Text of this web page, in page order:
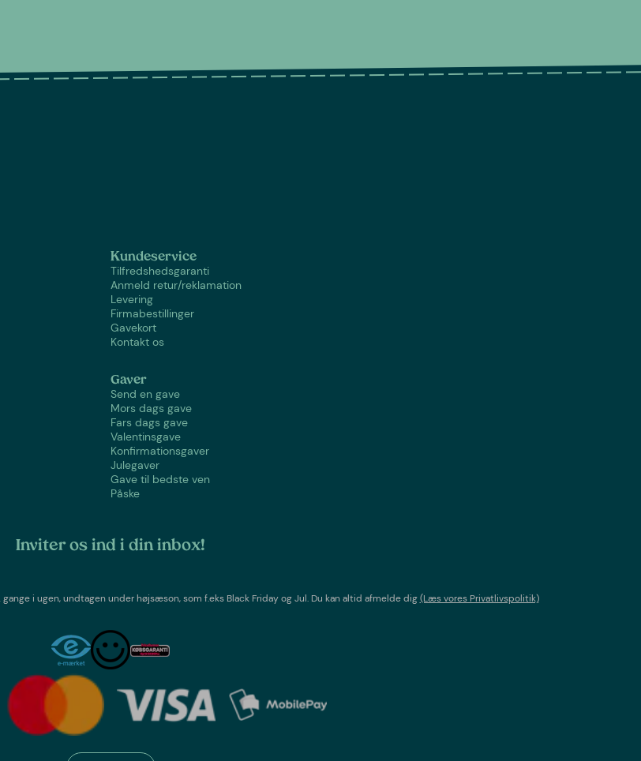
Kundeservice
Tilfredshedsgaranti
Anmeld retur/reklamation
Levering
Firmabestillinger
Gavekort
Kontakt os
Gaver
Send en gave
Mors dags gave
Fars dags gave
Valentinsgave
Konfirmationsgaver
Julegaver
Gave til bedste ven
Påske
Inviter os ind i din inbox!
gange i ugen,undtagen under højsæson, som f.eks Black Friday og Jul. Du kan altid afmelde dig(Læs vores Privatlivspolitik)